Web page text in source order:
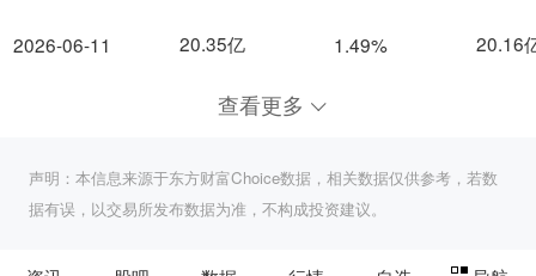
2026-06-11 20.35亿 1.49% 20.16
查看更多
声明：本信息来源于东方财富Choice数据，相关数据仅供参考，若数
据有误，以交易所发布数据为准，不构成投资建议。